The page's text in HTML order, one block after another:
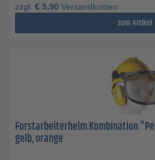
zzgl. € 5,90 Versandkosten
zum Artikel
Forstarbeiterhelm Kombination
gelb, orange